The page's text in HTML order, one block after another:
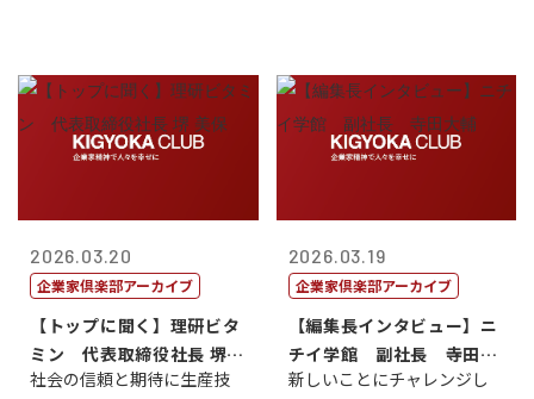
2026.03.20
企業家倶楽部アーカイブ
【トップに聞く】理研ビタ
ミン 代表取締役社長 堺
美保
社会の信頼と期待に生産技
2026.03.19
企業家倶楽部アーカイブ
【編集長インタビュー】ニ
チイ学館 副社長 寺田大
輔
新しいことにチャレンジし